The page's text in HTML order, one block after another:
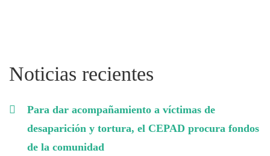
Noticias recientes
Para dar acompañamiento a víctimas de
desaparición y tortura, el CEPAD procura fondos
de la comunidad